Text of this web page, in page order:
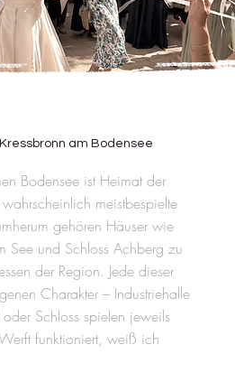
am Bodensee
Bodensee ist Heimat der
meistbespielte
gehören Häuser wie
See und Schloss Achberg zu
der Region. Jede dieser
Charakter – Industriehalle
Schloss spielen jeweils
funktioniert, weiß ich